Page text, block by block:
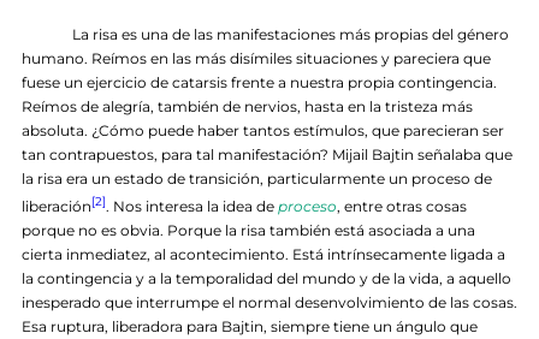
La risa es una de las manifestaciones más propias del género
humano. Reímos en las más disímiles situaciones y pareciera que
fuese un ejercicio de catarsis frente a nuestra propia contingencia.
Reímos de alegría, también de nervios, hasta en la tristeza más
absoluta. ¿Cómo puede haber tantos estímulos, que parecieran ser
tan contrapuestos, para tal manifestación? Mijail Bajtin señalaba que
la risa era un estado de transición, particularmente un proceso de
liberación[2]. Nos interesa la idea de proceso, entre otras cosas
porque no es obvia. Porque la risa también está asociada a una
cierta inmediatez, al acontecimiento. Está intrínsecamente ligada a
la contingencia y a la temporalidad del mundo y de la vida, a aquello
inesperado que interrumpe el normal desenvolvimiento de las cosas.
Esa ruptura, liberadora para Bajtin, siempre tiene un ángulo que